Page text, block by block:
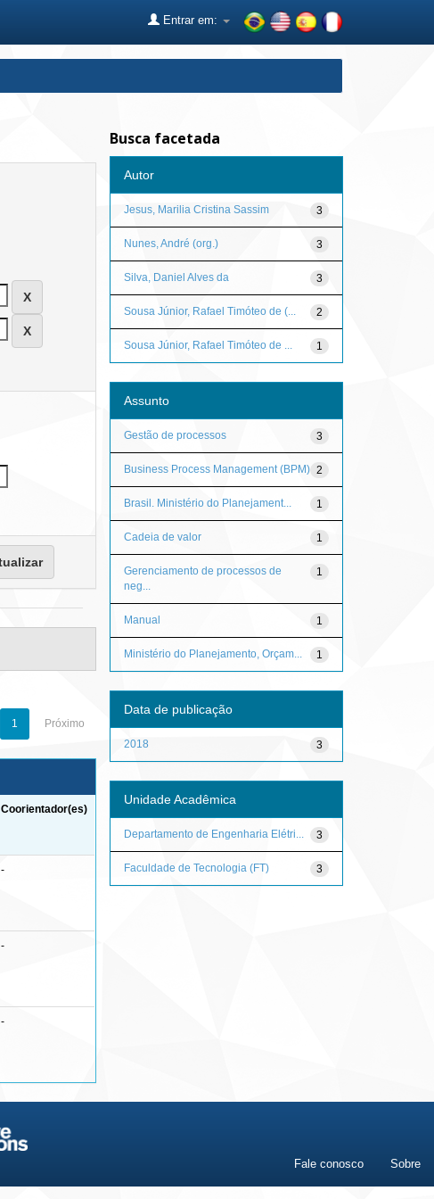
Entrar em:
1 Próximo
Coorientador(es)
-
-
-
Busca facetada
Autor
3
Jesus, Marilia Cristina Sassim
3
Nunes, André (org.)
3
Silva, Daniel Alves da
2
Sousa Júnior, Rafael Timóteo de (...
1
Sousa Júnior, Rafael Timóteo de ...
Assunto
3
Gestão de processos
2
Business Process Management (BPM)
1
Brasil. Ministério do Planejament...
1
Cadeia de valor
1
Gerenciamento de processos de
neg...
1
Manual
1
Ministério do Planejamento, Orçam...
Data de publicação
3
2018
Unidade Acadêmica
3
Departamento de Engenharia Elétri...
3
Faculdade de Tecnologia (FT)
Fale conosco Sobre